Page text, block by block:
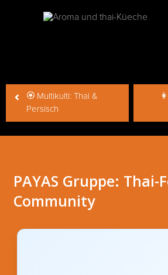
Beitragsnavigation
🏵 Multikulti: Thai &
Persisch
PAYAS Gruppe: Thai-
Community